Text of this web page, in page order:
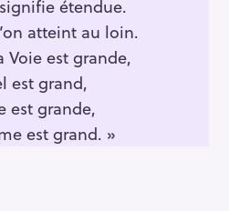
étendue.
atteint au loin.
Voie est grande,
est grand,
est grande,
est grand. »